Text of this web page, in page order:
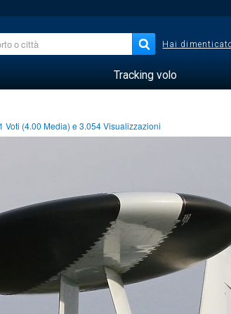
Hai
Tracking volo
1 Voti (4.00 Media) e3.054Visualizzazioni